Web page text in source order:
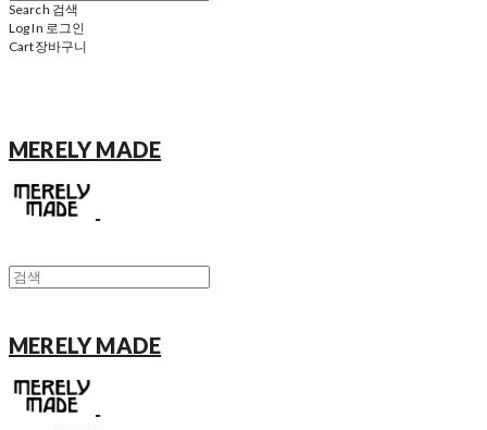
Search 검색
Log In 로그인
Cart장바구니
MERELY MADE
MERELY MADE